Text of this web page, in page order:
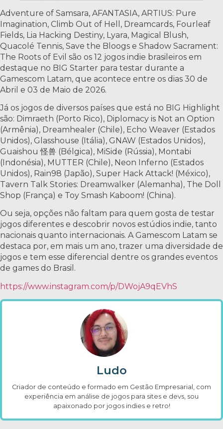
Adventure of Samsara, AFANTASIA, ARTIUS: Pure
Imagination, Climb Out of Hell, Dreamcards, Fourleaf
Fields, Lia Hacking Destiny, Lyara, Magical Blush,
Quacolé Tennis, Save the Bloogs e Shadow Sacrament:
The Roots of Evil são os 12 jogos indie brasileiros em
destaque no BIG Starter para testar durante a
Gamescom Latam, que acontece entre os dias 30 de
Abril e 03 de Maio de 2026.
Já os jogos de diversos países que está no BIG Highlight
são: Dimraeth (Porto Rico), Diplomacy is Not an Option
(Armênia), Dreamhealer (Chile), Echo Weaver (Estados
Unidos), Glasshouse (Itália), GNAW (Estados Unidos),
Guaishou 怪兽 (Bélgica), MiSide (Rússia), Montabi
(Indonésia), MUTTER (Chile), Neon Inferno (Estados
Unidos), Rain98 (Japão), Super Hack Attack! (México),
Tavern Talk Stories: Dreamwalker (Alemanha), The Doll
Shop (França) e Toy Smash Kaboom! (China).
Ou seja, opções não faltam para quem gosta de testar
jogos diferentes e descobrir novos estúdios indie, tanto
nacionais quanto internacionais. A Gamescom Latam se
destaca por, em mais um ano, trazer uma diversidade de
jogos e tem esse diferencial dentre os grandes eventos
de games do Brasil.
https://www.instagram.com/p/DWojA9qEVhS
Ludo
Criador de conteúdo e formado em Gestão Empresarial, com
experiência em análise de jogos para sites e devs, sou
apaixonado por jogos indies e retro!